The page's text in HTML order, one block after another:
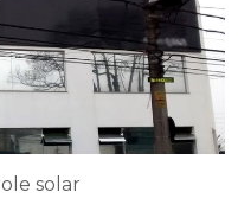
solar